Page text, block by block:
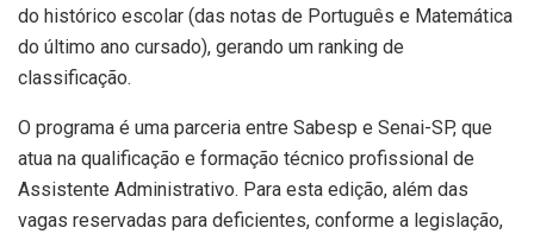
do histórico escolar (das notas de Português e Matemática
do último ano cursado), gerando um ranking de
classificação.
O programa é uma parceria entre Sabesp e Senai-SP, que
atua na qualificação e formação técnico profissional de
Assistente Administrativo. Para esta edição, além das
vagas reservadas para deficientes, conforme a legislação,